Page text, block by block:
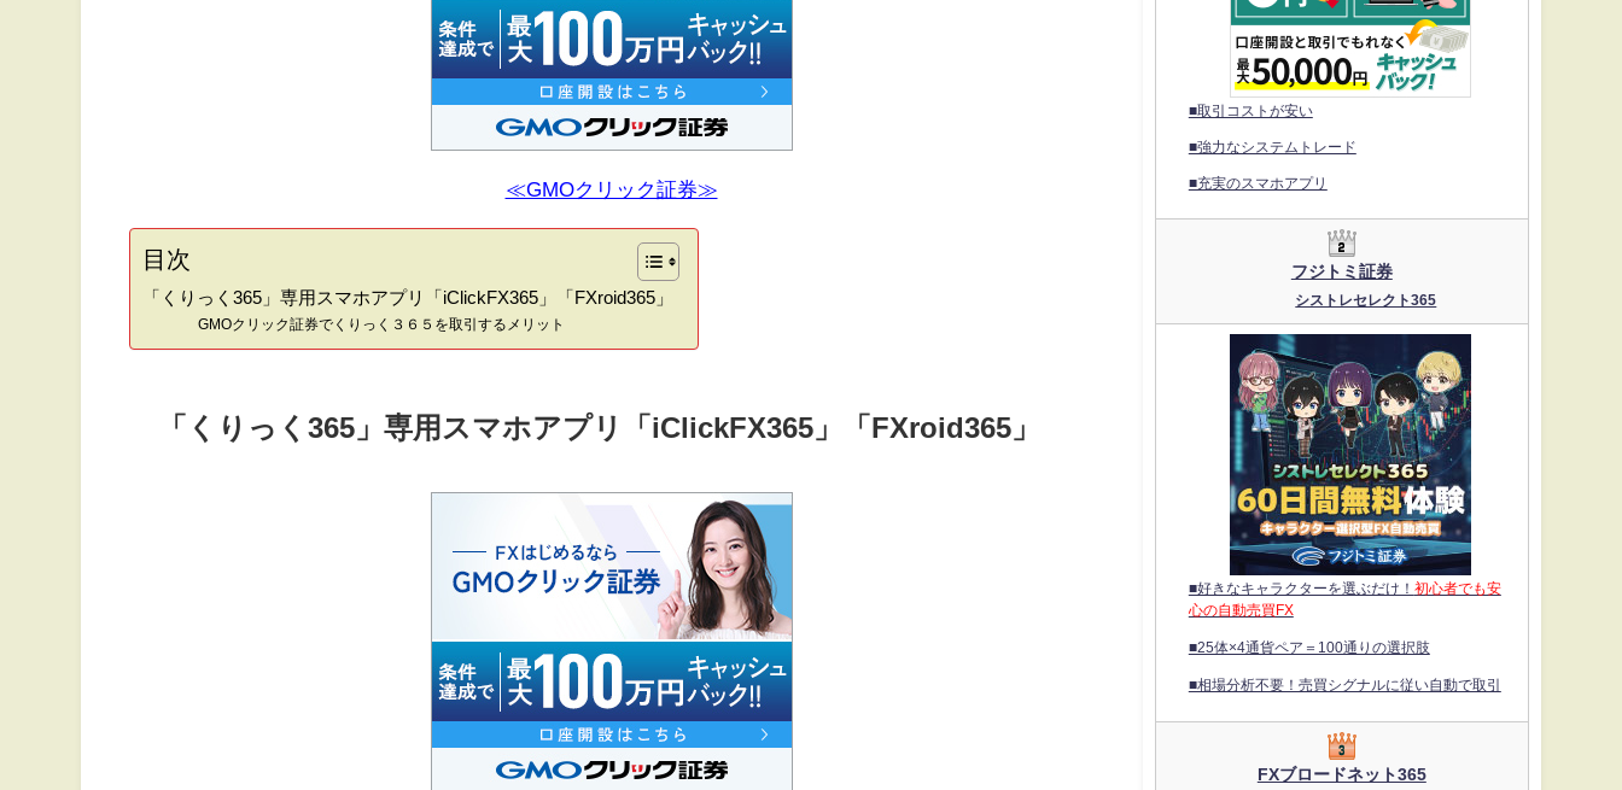
≪GMOクリック証券≫
目次
「くりっく365」専用スマホアプリ「iClickFX365」「FXroid365」
GMOクリック証券でくりっく３６５を取引するメリット
「くりっく365」専用スマホアプリ「iClickFX365」「FXroid365」
■取引コストが安い
■強力なシステムトレード
■充実のスマホアプリ
フジトミ証券
シストレセレクト365
■好きなキャラクターを選ぶだけ！ 初心者でも安
心の自動売買FX
■25体×4通貨ペア＝100通りの選択肢
■相場分析不要！売買シグナルに従い自動で取引
FXブロードネット365